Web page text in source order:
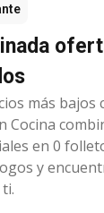
más bajos
Cocina
en 0
y